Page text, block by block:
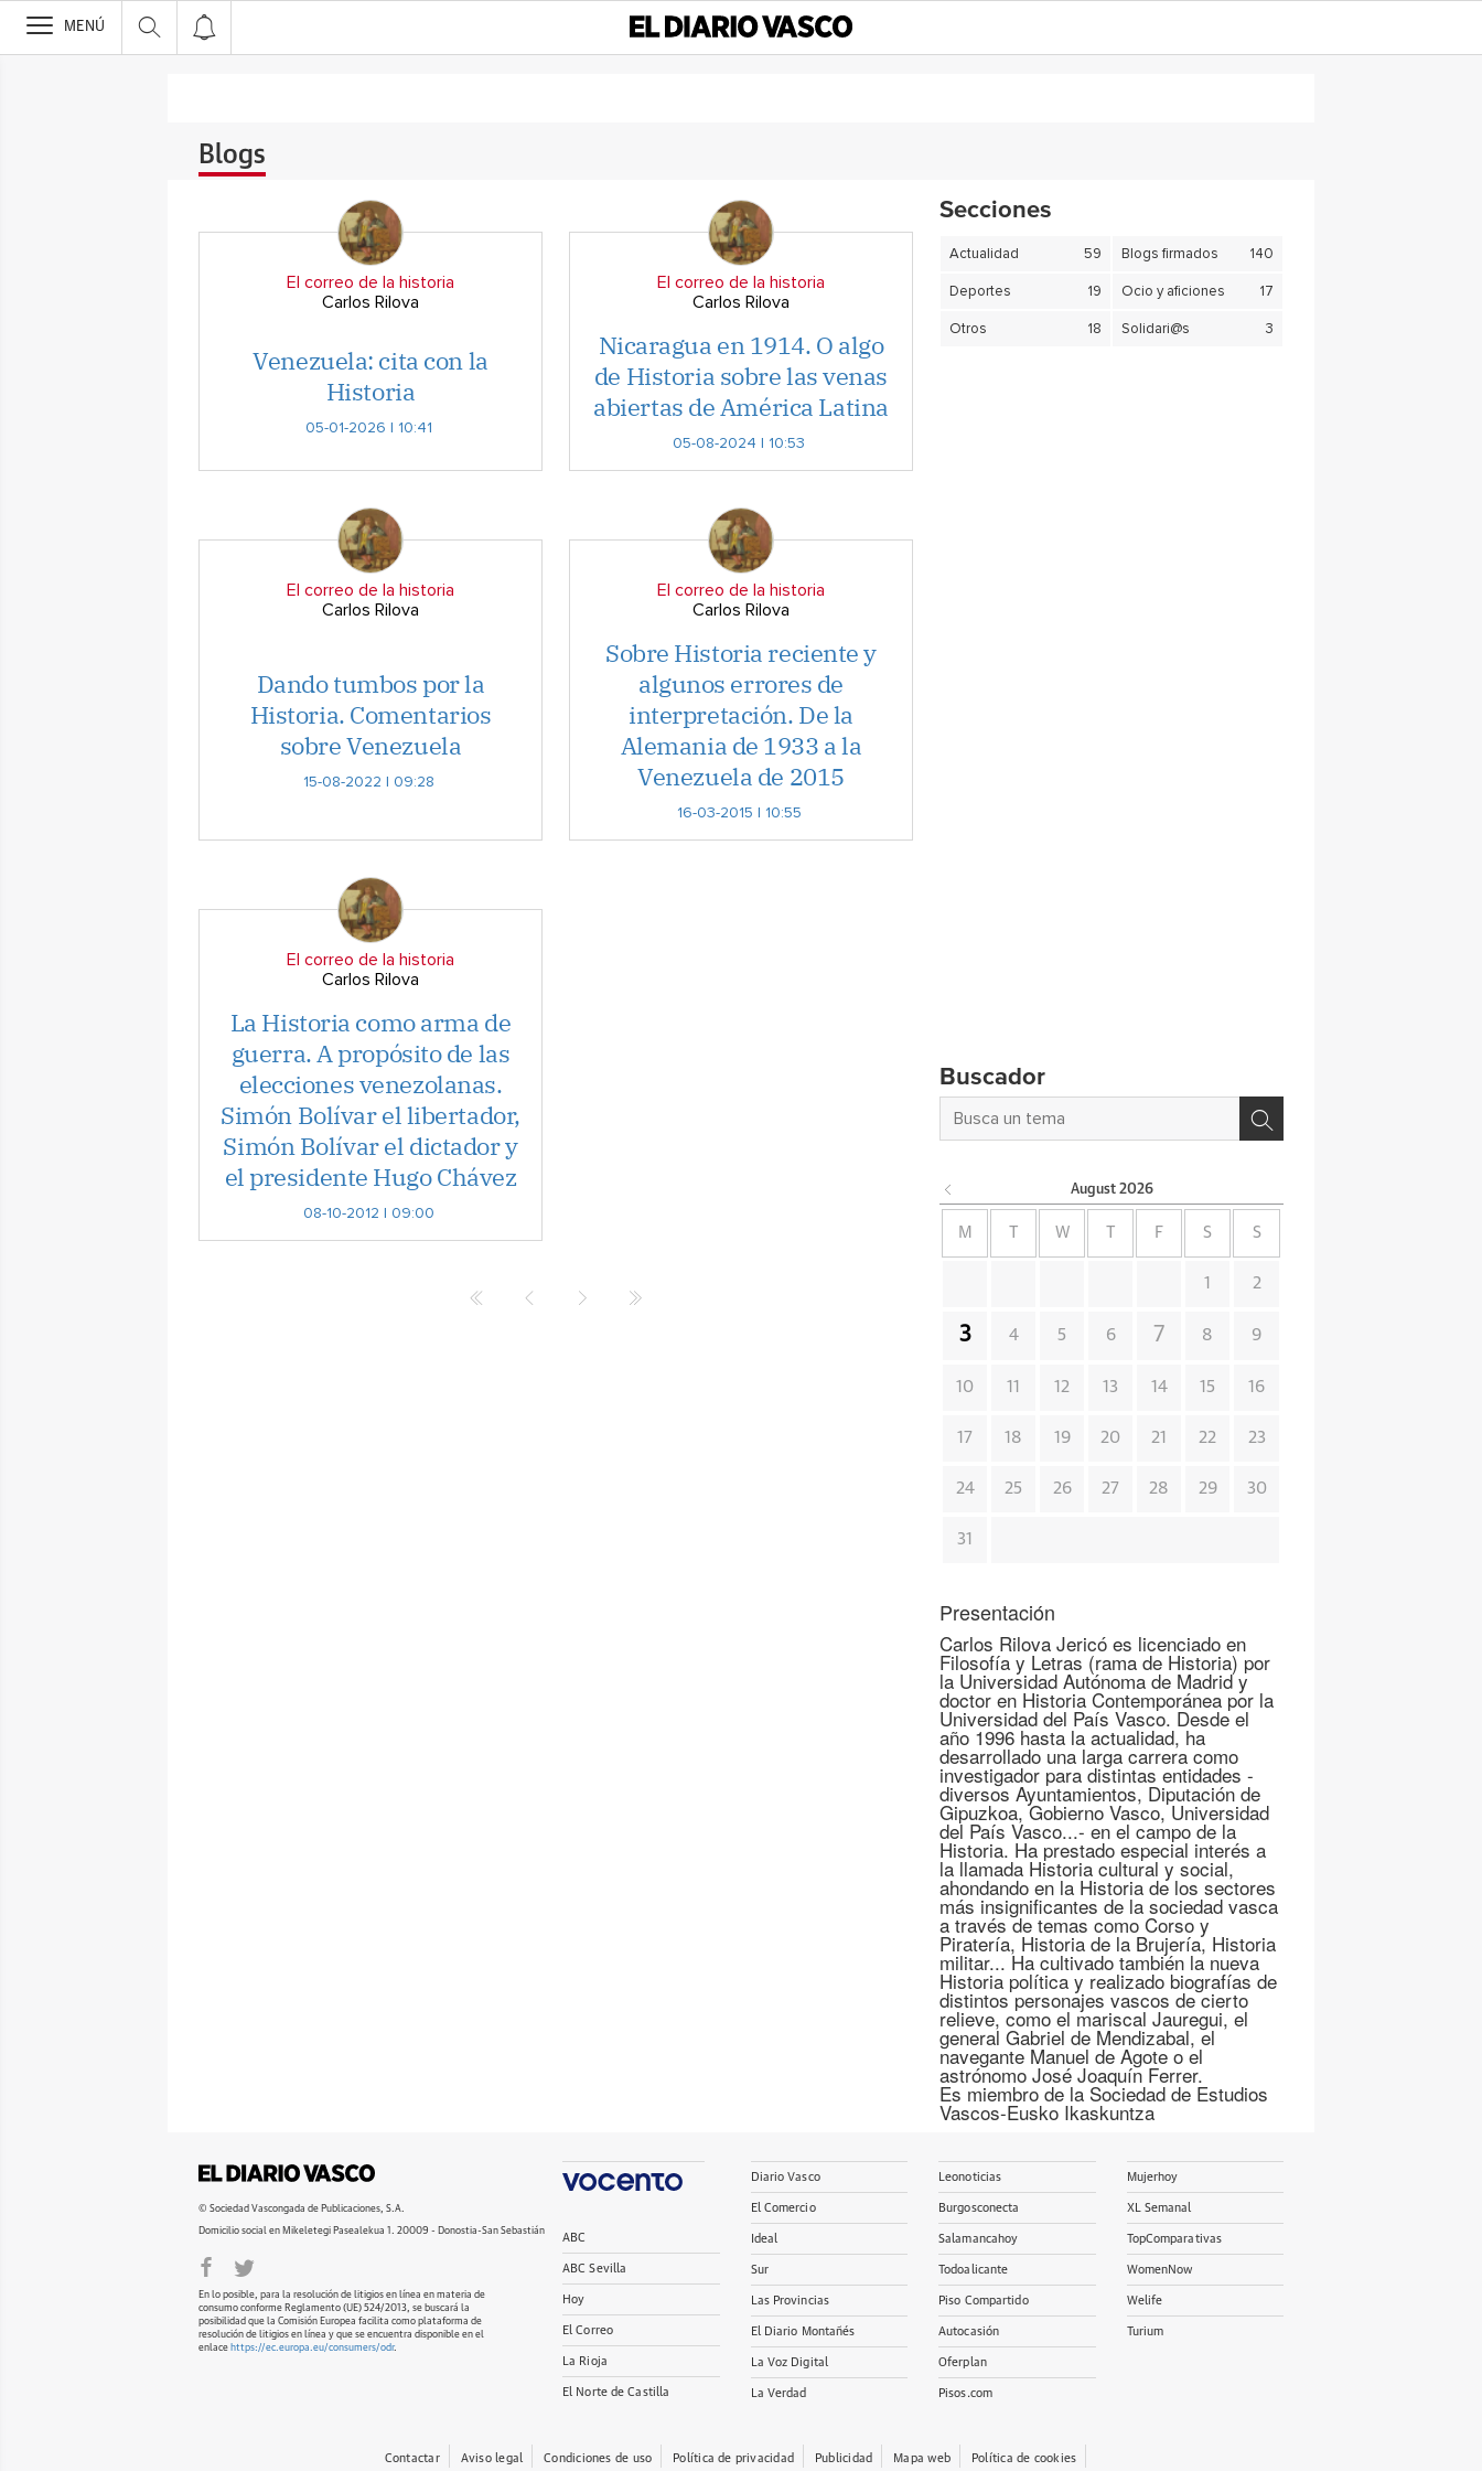
>
MENÚ
Blogs
El correo de la historia
Carlos Rilova
Venezuela: cita con la
Historia
05-01-2026 | 10:41
El correo de la historia
Carlos Rilova
Nicaragua en 1914. O algo
de Historia sobre las venas
abiertas de América Latina
05-08-2024 | 10:53
El correo de la historia
Carlos Rilova
Dando tumbos por la
Historia. Comentarios
sobre Venezuela
15-08-2022 | 09:28
El correo de la historia
Carlos Rilova
Sobre Historia reciente y
algunos errores de
interpretación. De la
Alemania de 1933 a la
Venezuela de 2015
16-03-2015 | 10:55
El correo de la historia
Carlos Rilova
La Historia como arma de
guerra. A propósito de las
elecciones venezolanas.
Simón Bolívar el libertador,
Simón Bolívar el dictador y
el presidente Hugo Chávez
08-10-2012 | 09:00
Secciones
Actualidad 59 Blogs firmados 140
Deportes 19 Ocio y aficiones 17
Otros 18 Solidari@s 3
Buscador
August 2026
M W F S S
1 2
3 4 5 6 7 8 9
10 11 12 13 14 15 16
17 18 19 20 21 22 23
24 25 26 27 28 29 30
31
Presentación
Carlos Rilova Jericó es licenciado en
Filosofía y Letras (rama de Historia) por
la Universidad Autónoma de Madrid y
doctor en Historia Contemporánea por la
Universidad del País Vasco. Desde el
año 1996 hasta la actualidad, ha
desarrollado una larga carrera como
investigador para distintas entidades -
diversos Ayuntamientos, Diputación de
Gipuzkoa, Gobierno Vasco, Universidad
del País Vasco...- en el campo de la
Historia. Ha prestado especial interés a
la llamada Historia cultural y social,
ahondando en la Historia de los sectores
más insignificantes de la sociedad vasca
a través de temas como Corso y
Piratería, Historia de la Brujería, Historia
militar... Ha cultivado también la nueva
Historia política y realizado biografías de
distintos personajes vascos de cierto
relieve, como el mariscal Jauregui, el
general Gabriel de Mendizabal, el
navegante Manuel de Agote o el
astrónomo José Joaquín Ferrer.
Es miembro de la Sociedad de Estudios
Vascos-Eusko Ikaskuntza
© Sociedad Vascongada de Publicaciones, S.A.
Domicilio social en Mikeletegi Pasealekua 1. 20009 - Donostia-San Sebastián
En lo posible, para la resolución de litigios en línea en materia de
consumo conforme Reglamento (UE) 524/2013, se buscará la
posibilidad que la Comisión Europea facilita como plataforma de
resolución de litigios en línea y que se encuentra disponible en el
enlace https://ec.europa.eu/consumers/odr.
ABC
ABC Sevilla
Hoy
El Correo
La Rioja
El Norte de Castilla
Diario Vasco
El Comercio
Ideal
Sur
Las Provincias
El Diario Montañés
La Voz Digital
La Verdad
Leonoticias
Burgosconecta
Salamancahoy
Todoalicante
Piso Compartido
Autocasión
Oferplan
Pisos.com
Mujerhoy
XL Semanal
TopComparativas
WomenNow
Welife
Turium
Contactar Aviso legal Condiciones de uso Política de privacidad Publicidad Mapa web Política de cookies